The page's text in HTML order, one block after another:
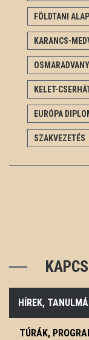
FÖLDTANI
KARANCS-
KELET-
EURÓPA
SZAKVEZETÉS
HÍREK,
TÚRÁK,